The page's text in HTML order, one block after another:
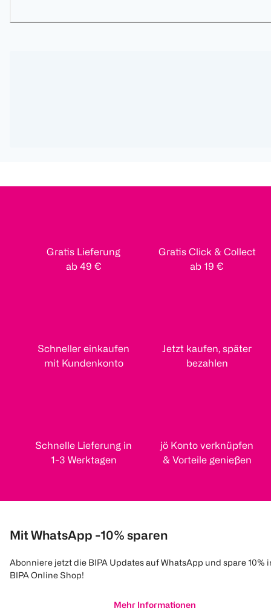
Gratis Lieferung
ab 49 €
Gratis Click & Collect
ab 19 €
Schneller einkaufen
mit Kundenkonto
Jetzt kaufen, später
bezahlen
Schnelle Lieferung in
1-3 Werktagen
jö Konto verknüpfen
& Vorteile genießen
Mit WhatsApp -10% sparen
Abonniere jetzt die BIPA Updates auf WhatsApp und spare 10%
BIPA Online Shop!
Mehr Informationen